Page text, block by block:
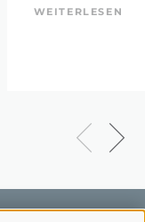
WEITERLESEN